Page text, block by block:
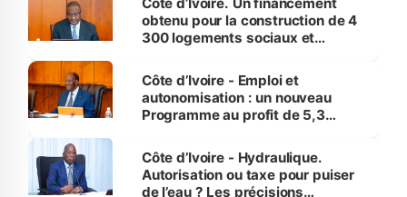
obtenu pour la construction de 4
300 logements sociaux et
et Yamoussoukro
Côte d’Ivoire - Emploi et
autonomisation : un nouveau
Programme au profit de 5,3
Côte d’Ivoire - Hydraulique.
Autorisation ou taxe pour puiser
de l’eau ? Les précisions